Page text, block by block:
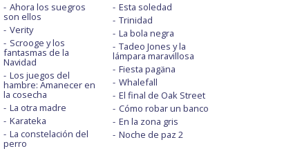
Ahora los suegros
son ellos
Verity
Scrooge y los
fantasmas de la
Navidad
Los juegos del
hambre: Amanecer en
la cosecha
La otra madre
Karateka
La constelación del
perro
Esta soledad
Trinidad
La bola negra
Tadeo Jones y la
lámpara maravillosa
Fiesta pagäna
Whalefall
El final de Oak Street
Cómo robar un banco
En la zona gris
Noche de paz 2